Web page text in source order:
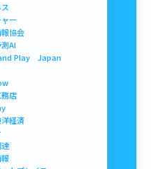
ー
協会
AI
Play Japan
店
経済